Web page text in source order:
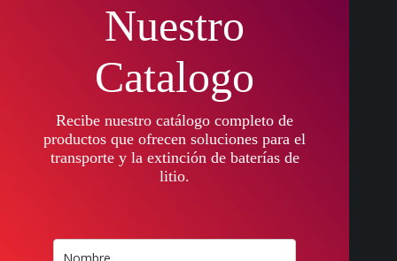
Nuestro
Catalogo
Recibe nuestro catálogo completo de
productos que ofrecen soluciones para el
transporte y la extinción de baterías de
litio.